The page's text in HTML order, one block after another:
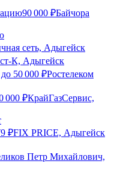
90 000 ₽Байчора
сеть, Адыгейск
К, Адыгейск
до 50 000 ₽Ростелеком
000 ₽КрайГазСервис,
₽FIX PRICE, Адыгейск
Петр Михайлович,